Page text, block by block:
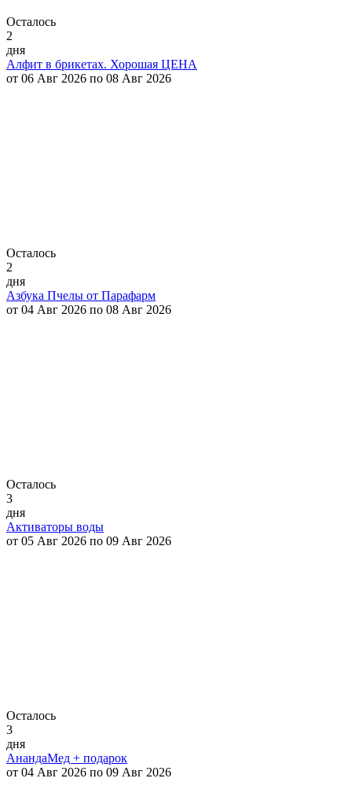
Осталось
2
дня
Алфит в брикетах. Хорошая ЦЕНА
от 06 Авг 2026 по 08 Авг 2026
Осталось
2
дня
Азбука Пчелы от Парафарм
от 04 Авг 2026 по 08 Авг 2026
Осталось
3
дня
Активаторы воды
от 05 Авг 2026 по 09 Авг 2026
Осталось
3
дня
АнандаМед + подарок
от 04 Авг 2026 по 09 Авг 2026